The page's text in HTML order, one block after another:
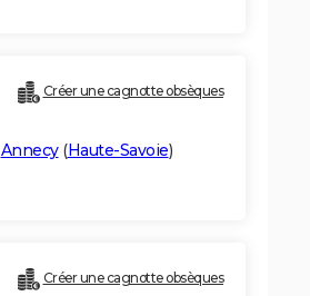
Créer une cagnotte obsèques
Annecy(Haute-Savoie)
Créer une cagnotte obsèques